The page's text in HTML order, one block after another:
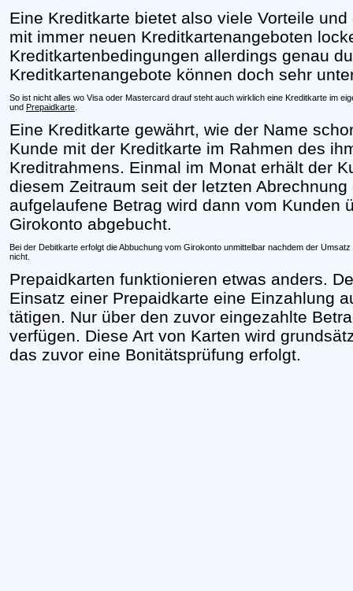
Eine Kreditkarte bietet also viele Vorteile
mit immer neuen Kreditkartenangeboten
Kreditkartenbedingungen allerdings genau
Kreditkartenangebote können doch sehr
So ist nicht alles wo Visa oder Mastercard drauf steht auch wirklich eine Kreditkarte im
und Prepaidkarte
Eine Kreditkarte gewährt, wie der Name
Kunde mit der Kreditkarte im Rahmen des
Kreditrahmens. Einmal im Monat erhält der
diesem Zeitraum seit der letzten
aufgelaufene Betrag wird dann vom Kunden
Girokonto abgebucht.
Bei der Debitkarte erfolgt die Abbuchung vom Girokonto unmittelbar nachdem der
nicht.
Prepaidkarten funktionieren etwas anders.
Einsatz einer Prepaidkarte eine Einzahlung
tätigen. Nur über den zuvor eingezahlte
verfügen. Diese Art von Karten wird
das zuvor eine Bonitätsprüfung erfolgt.